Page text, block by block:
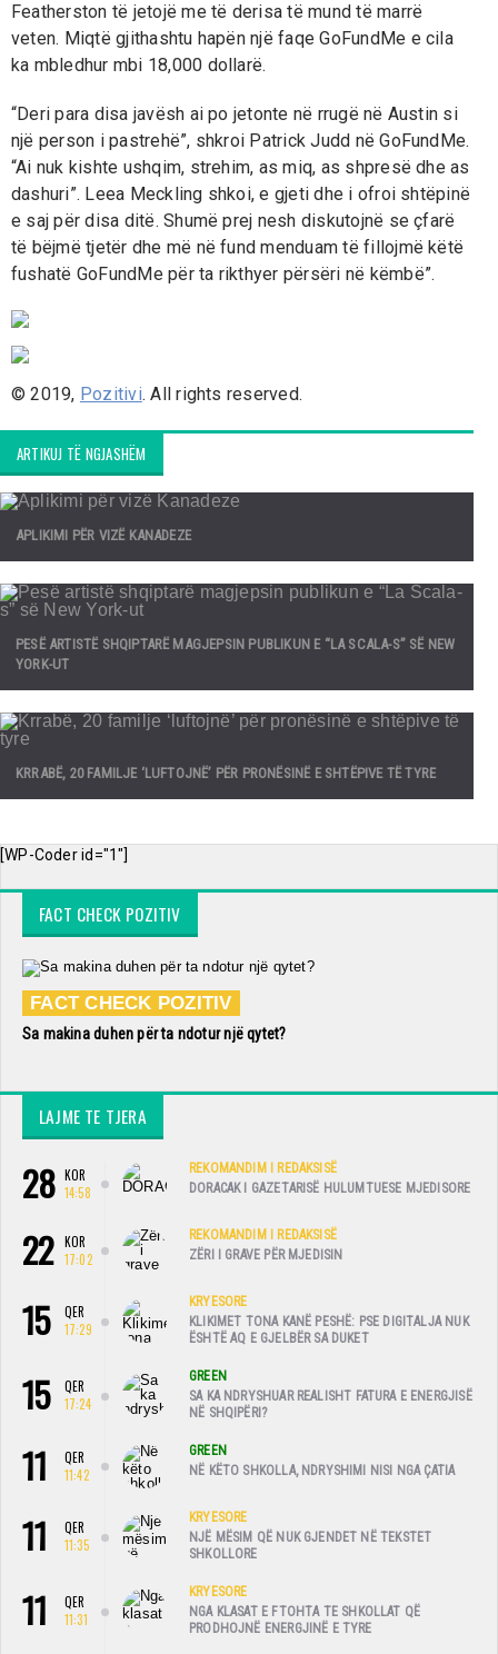
Featherston të jetojë me të derisa të mund të marrë
veten. Miqtë gjithashtu hapën një faqe GoFundMe e cila
ka mbledhur mbi 18,000 dollarë.
“Deri para disa javësh ai po jetonte në rrugë në Austin si
një person i pastrehë”, shkroi Patrick Judd në GoFundMe.
“Ai nuk kishte ushqim, strehim, as miq, as shpresë dhe as
dashuri”. Leea Meckling shkoi, e gjeti dhe i ofroi shtëpinë
e saj për disa ditë. Shumë prej nesh diskutojnë se çfarë
të bëjmë tjetër dhe më në fund menduam të fillojmë këtë
fushatë GoFundMe për ta rikthyer përsëri në këmbë”.
© 2019, Pozitivi. All rights reserved.
ARTIKUJ TË NGJASHËM
APLIKIMI PËR VIZË KANADEZE
PESË ARTISTË SHQIPTARË MAGJEPSIN PUBLIKUN E “LA SCALA-S” SË NEW
YORK-UT
KRRABË, 20 FAMILJE ‘LUFTOJNË’ PËR PRONËSINË E SHTËPIVE TË TYRE
[WP-Coder id="1"]
FACT CHECK POZITIV
FACT CHECK POZITIV
Sa makina duhen për ta ndotur një qytet?
LAJME TE TJERA
28 KOR
14:58
REKOMANDIM I REDAKSISË
DORACAK I GAZETARISË HULUMTUESE MJEDISORE
22
KOR
17:02
REKOMANDIM I REDAKSISË
ZËRI I GRAVE PËR MJEDISIN
15
QER
17:29
KRYESORE
KLIKIMET TONA KANË PESHË: PSE DIGITALJA NUK
ËSHTË AQ E GJELBËR SA DUKET
15
QER
17:24
GREEN
SA KA NDRYSHUAR REALISHT FATURA E ENERGJISË
NË SHQIPËRI?
11
QER
11:42
GREEN
NË KËTO SHKOLLA, NDRYSHIMI NISI NGA ÇATIA
11
QER
11:35
KRYESORE
NJË MËSIM QË NUK GJENDET NË TEKSTET
SHKOLLORE
11
QER
11:31
KRYESORE
NGA KLASAT E FTOHTA TE SHKOLLAT QË
PRODHOJNË ENERGJINË E TYRE